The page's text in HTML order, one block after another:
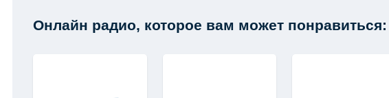
Онлайн радио, которое вам может понравиться: